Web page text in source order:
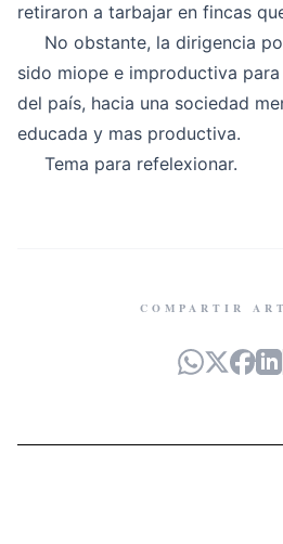
retiraron a tarbajar en fincas
No obstante, la dirigencia
sido miope e improductiva
del país, hacia una sociedad
educada y mas productiva.
Tema para refelexionar.
COMPARTIR